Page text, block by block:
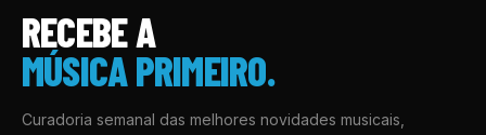
RECEBE A
MÚSICA PRIMEIRO.
Curadoria semanal das melhores novidades musicais,